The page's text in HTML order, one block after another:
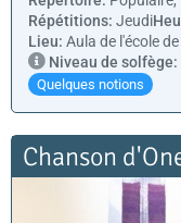
Répétitions: Jeudi
Lieu: Aula de l'école
Niveau de solfège:
Quelques notions
Chanson